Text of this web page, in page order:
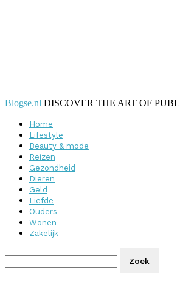
Blogse.nl DISCOVER THE ART OF
Home
Lifestyle
Beauty & mode
Reizen
Gezondheid
Dieren
Geld
Liefde
Ouders
Wonen
Zakelijk